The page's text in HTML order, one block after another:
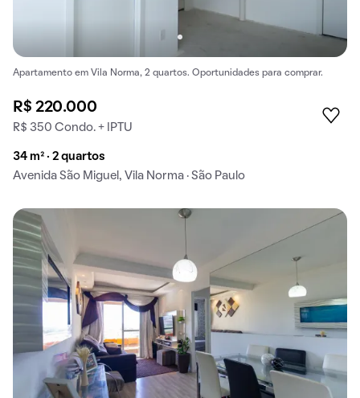
Apartamento em Vila Norma, 2 quartos. Oportunidades para comprar.
R$ 220.000
R$ 350 Condo. + IPTU
34 m² · 2 quartos
Avenida São Miguel, Vila Norma · São Paulo